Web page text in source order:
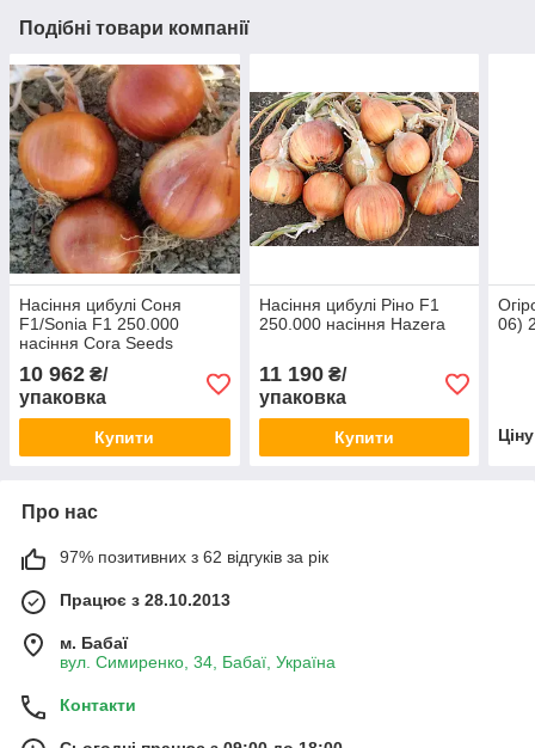
Подібні товари компанії
Насіння цибулі Соня
F1/Sonia F1 250.000
насіння Cora Seeds
10 962 ₴/
упаковка
Купити
Насіння цибулі Ріно F1
250.000 насіння Hazera
11 190₴/
упаковка
Купити
06)
Про нас
97% позитивних з 62 відгуків за рік
Працює з 28.10.2013
м. Бабаї
вул. Симиренко, 34, Бабаї, Україна
Контакти